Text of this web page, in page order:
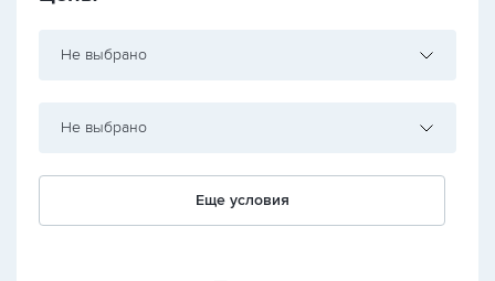
Не выбрано
Не выбрано
Еще условия